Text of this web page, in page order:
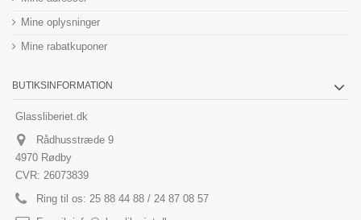
Mine oplysninger
Mine rabatkuponer
BUTIKSINFORMATION
Glassliberiet.dk
Rådhusstræde 9
4970 Rødby
CVR: 26073839
Ring til os: 25 88 44 88 / 24 87 08 57